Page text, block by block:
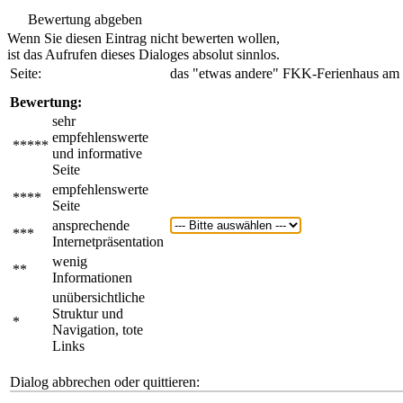
Bewertung abgeben
Wenn Sie diesen Eintrag nicht bewerten wollen,
ist das Aufrufen dieses Dialoges absolut sinnlos.
Seite:
das "etwas andere" FKK-Ferienhaus
Bewertung:
*****
sehr
empfehlenswerte
und informative
Seite
****
empfehlenswerte
Seite
***
ansprechende
Internetpräsentation
**
wenig
Informationen
*
unübersichtliche
Struktur und
Navigation, tote
Links
Dialog abbrechen oder quittieren: